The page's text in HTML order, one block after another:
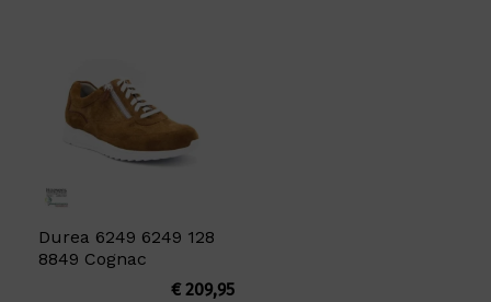
Durea 6249 6249 128
8849 Cognac
€209,95